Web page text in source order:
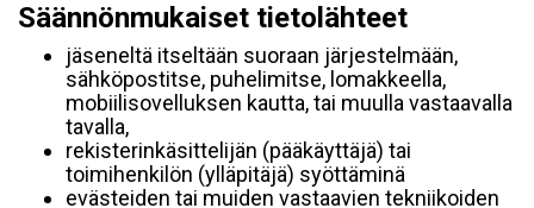
Säännönmukaiset tietolähteet
jäseneltä itseltään suoraan järjestelmään,
sähköpostitse, puhelimitse, lomakkeella,
mobiilisovelluksen kautta, tai muulla vastaavalla
tavalla,
rekisterinkäsittelijän (pääkäyttäjä) tai
toimihenkilön (ylläpitäjä) syöttäminä
evästeiden tai muiden vastaavien tekniikoiden